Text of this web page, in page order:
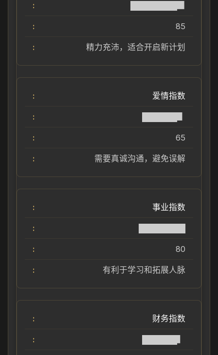
85
精力充沛，适合开启新计划
爱情指数
65
需要真诚沟通，避免误解
事业指数
80
有利于学习和拓展人脉
财务指数